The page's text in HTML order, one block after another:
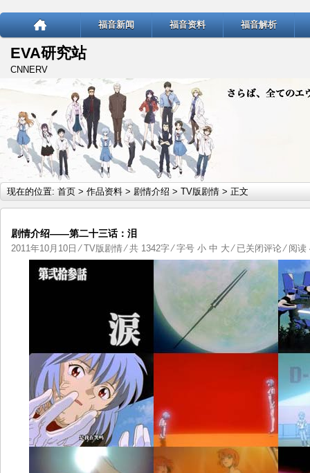
福音新闻 福音资料 福音解析
EVA研究站
CNNERV
现在的位置: 首页 > 作品资料 > 剧情介绍 > TV版剧情 > 正文
剧情介绍——第二十三话：泪
2011年10月10日 ⁄TV版剧情⁄ 共 1342字 ⁄ 字号 小 中 大 ⁄ 剧
情
介
——
十
已关闭评论⁄ 阅读